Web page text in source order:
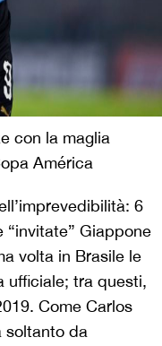
con la maglia
América
6
“invitate” Giappone
volta in Brasile le
ufficiale; tra questi,
Come Carlos
soltanto da